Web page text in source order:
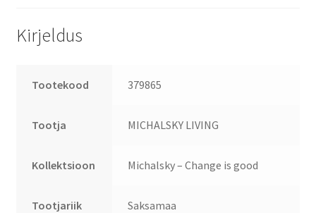
Kirjeldus
Tootekood 379865
Tootja MICHALSKY LIVING
Kollektsioon Michalsky – Change is good
Tootjariik Saksamaa